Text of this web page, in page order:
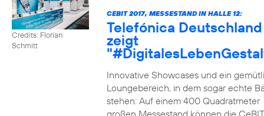
Credits: Florian
Schmitt
CEBIT 2017, MESSESTAND IN HALLE 12:
Telefónica Deutschland
zeigt
Innovative Showcases und ein
Loungebereich, in dem sogar echte
stehen: Auf einem 400 Quadratmeter
großen Messestand können die CeBIT